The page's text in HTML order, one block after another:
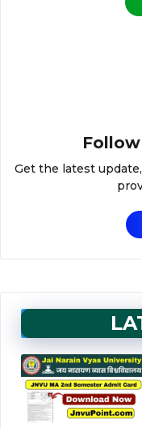
Get the latest